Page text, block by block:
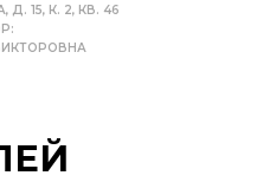
15, К. 2, КВ. 46